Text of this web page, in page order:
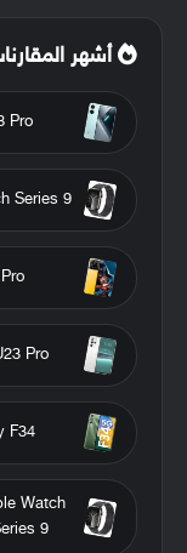
أشهر
Pro
Series 9
Pro
F34
Watch
9